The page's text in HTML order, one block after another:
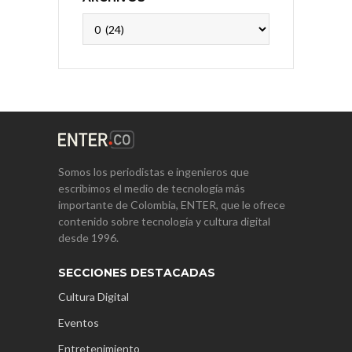
Somos los periodistas e ingenieros que
escribimos el medio de tecnología más
importante de Colombia, ENTER, que le ofrece
contenido sobre tecnología y cultura digital
desde 1996.
SECCIONES DESTACADAS
Cultura Digital
Eventos
Entretenimiento